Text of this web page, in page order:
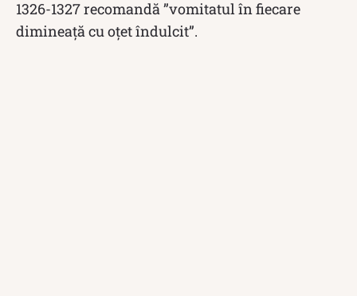
1326-1327 recomandă ”vomitatul în fiecare
dimineaţă cu oţet îndulcit”.